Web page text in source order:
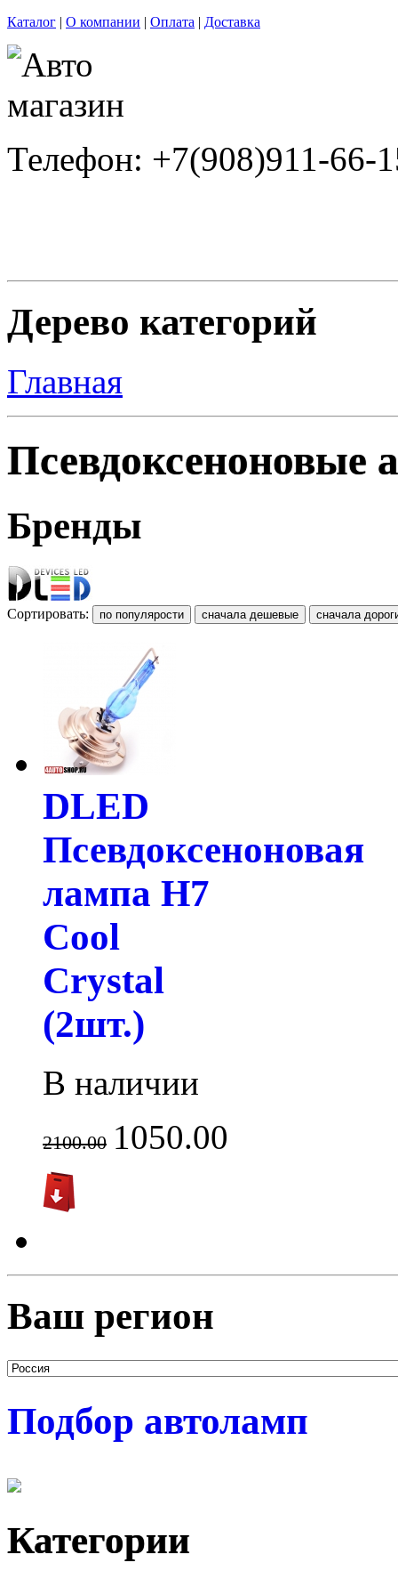
Каталог | О компании | Оплата | Доставка
Телефон: +7(908)911-66-
Дерево категорий
Главная
Псевдоксеноновые
Бренды
Сортировать:
DLED
Псевдоксеноновая
лампа H7
Cool
Crystal
(2шт.)
В наличии
2100.00 1050.00
Ваш регион
Подбор автоламп
Категории